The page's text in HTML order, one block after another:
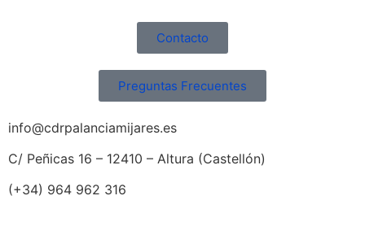
Contacto
Preguntas Frecuentes
info@cdrpalanciamijares.es
C/ Peñicas 16 – 12410 – Altura (Castellón)
(+34) 964 962 316